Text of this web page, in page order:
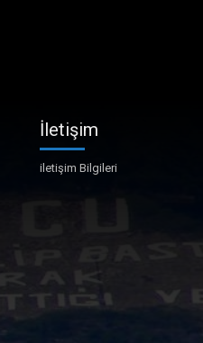
İletişim
iletişim Bilgileri